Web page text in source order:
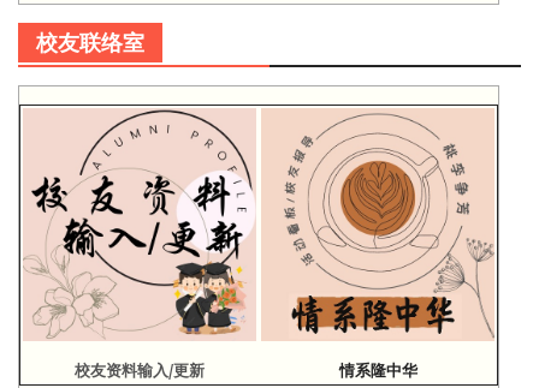
校友联络室
校友资料输入/更新 情系隆中华